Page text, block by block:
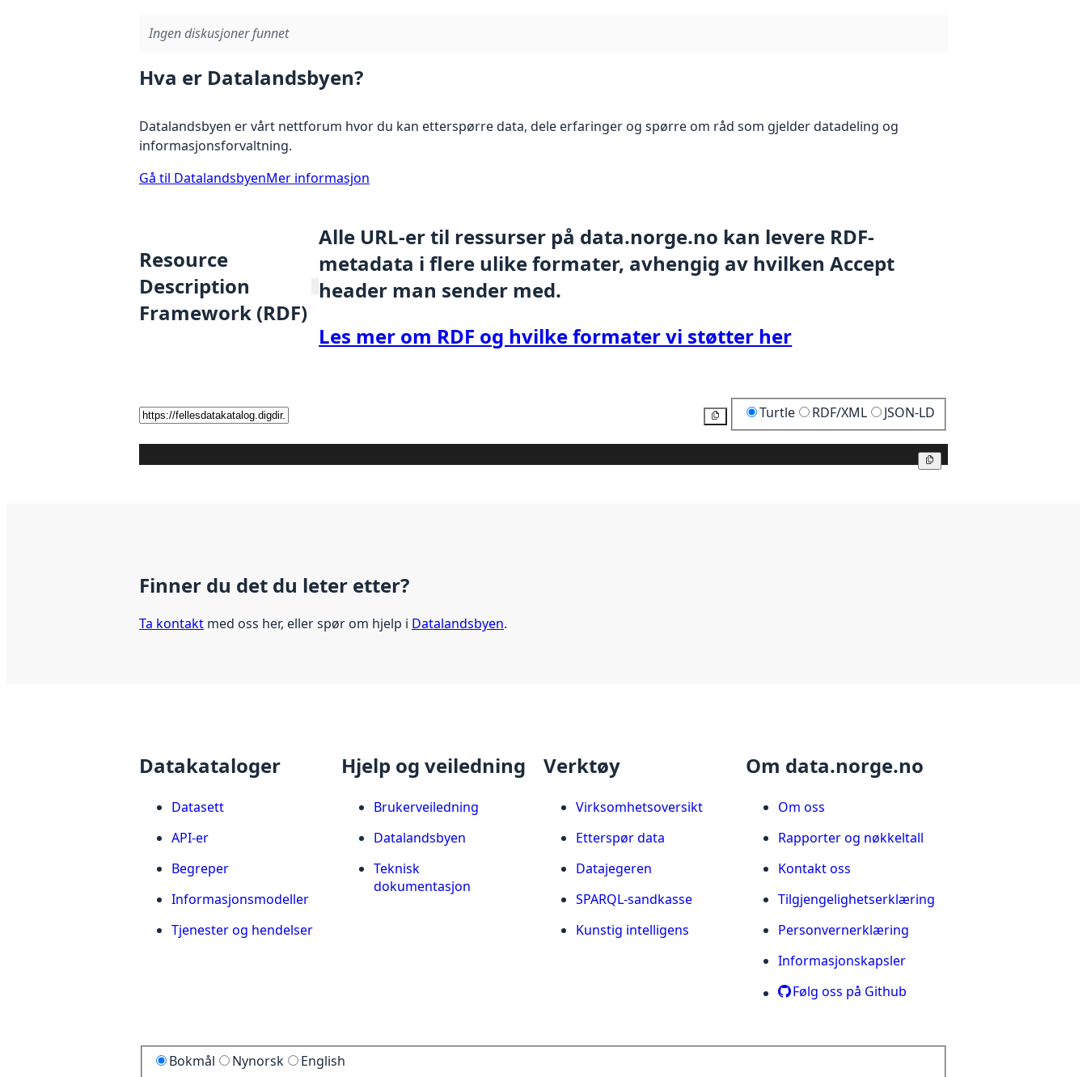
Ingen diskusjoner funnet
Hva er Datalandsbyen?
Datalandsbyen er vårt nettforum hvor du kan etterspørre data, dele erfaringer og spørre om råd som gjelder datadeling og
informasjonsforvaltning.
Gå til DatalandsbyenMer informasjon
Resource
Description
Framework (RDF)
Alle URL-er til ressurser på data.norge.no kan levere RDF-
metadata i flere ulike formater, avhengig av hvilken Accept
header man sender med.
Les mer om RDF og hvilke formater vi støtter her
Kopier Turtle RDF/XML JSON-LD
Finner du det du leter etter?
Ta kontakt med oss her, eller spør om hjelp i Datalandsbyen.
Datakataloger
Datasett
API-er
Begreper
Informasjonsmodeller
Tjenester og hendelser
Hjelp og veiledning
Brukerveiledning
Datalandsbyen
Teknisk
dokumentasjon
Verktøy
Virksomhetsoversikt
Etterspør data
Datajegeren
SPARQL-sandkasse
Kunstig intelligens
Om data.norge.no
Om oss
Rapporter og nøkkeltall
Kontakt oss
Tilgjengelighetserklæring
Personvernerklæring
Informasjonskapsler
Følg oss på Github
Bokmål Nynorsk English